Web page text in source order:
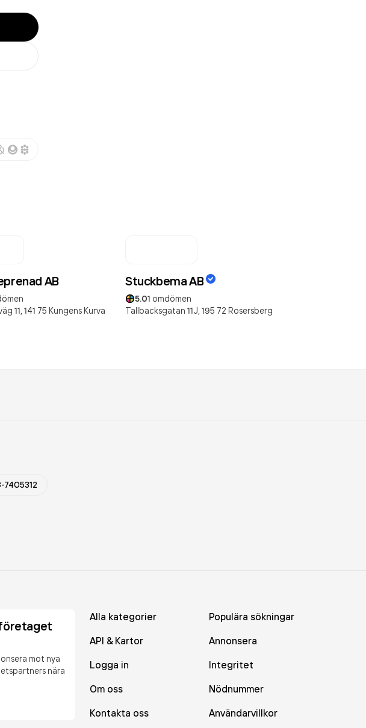
AB
11, 141 75 Kungens Kurva
Stuckbema AB
5.01 omdömen
Tallbacksgatan 11J, 195 72 Rosersberg
7405312
mot nya
nära
Alla kategorier
Populära sökningar
API & Kartor
Annonsera
Logga in
Integritet
Om oss
Nödnummer
Kontakta oss
Användarvillkor